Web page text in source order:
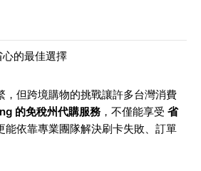
的最佳選擇
但跨境購物的挑戰讓許多台灣消費
的免稅州代購服務 ，不僅能享受 省
能依靠專業團隊解決刷卡失敗、訂單